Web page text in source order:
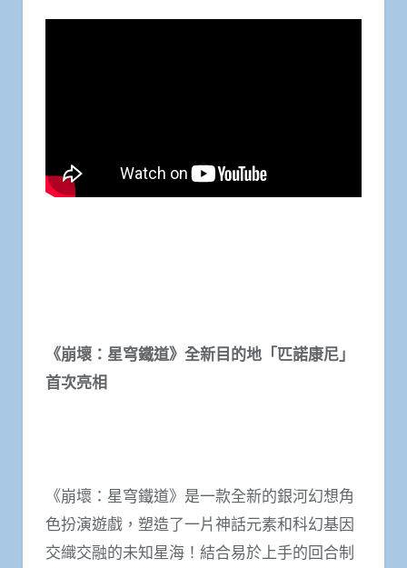
《崩壞：星穹鐵道》全新目的地「匹諾康尼」
首次亮相
《崩壞：星穹鐵道》是一款全新的銀河幻想角
色扮演遊戲，塑造了一片神話元素和科幻基因
交織交融的未知星海！結合易於上手的回合制